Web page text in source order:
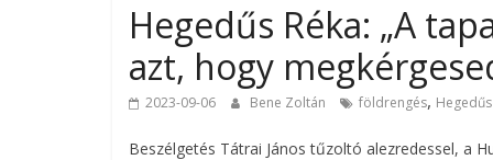
Hegedűs Réka: „A
azt, hogy
2023-09-06 Bene Zoltán földrengés, Hegedűs
Beszélgetés Tátrai János tűzoltó alezredessel, a